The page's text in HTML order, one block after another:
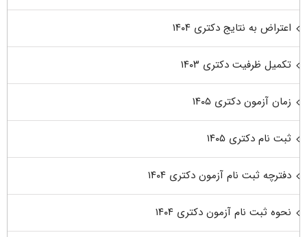
اعتراض به نتایج دکتری ۱۴۰۴
تکمیل ظرفیت دکتری ۱۴۰۳
زمان آزمون دکتری ۱۴۰۵
ثبت نام دکتری ۱۴۰۵
دفترچه ثبت نام آزمون دکتری ۱۴۰۴
نحوه ثبت نام آزمون دکتری ۱۴۰۴